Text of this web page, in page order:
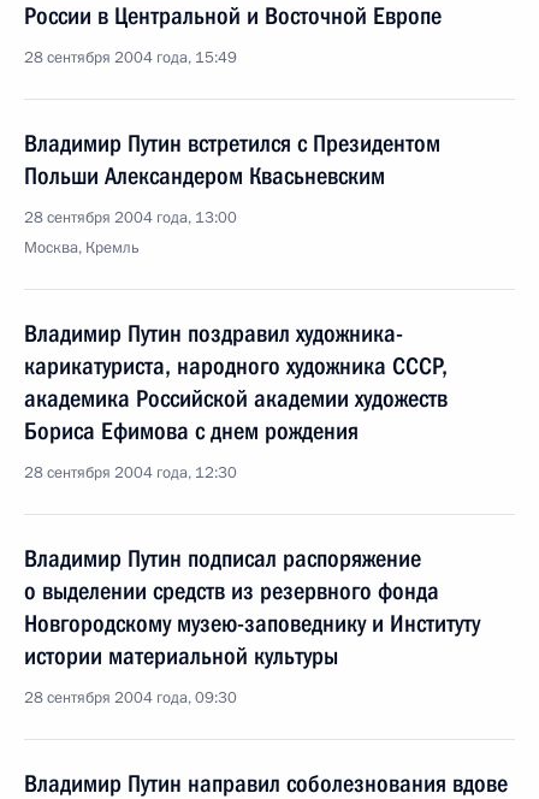
России в Центральной и Восточной Европе
28 сентября 2004 года, 15:49
Владимир Путин встретился с Президентом
Польши Александером Квасьневским
28 сентября 2004 года, 13:00
Москва, Кремль
Владимир Путин поздравил художника-
карикатуриста, народного художника СССР,
академика Российской академии художеств
Бориса Ефимова с днем рождения
28 сентября 2004 года, 12:30
Владимир Путин подписал распоряжение
о выделении средств из резервного фонда
Новгородскому музею-заповеднику и Институту
истории материальной культуры
28 сентября 2004 года, 09:30
Владимир Путин направил соболезнования вдове